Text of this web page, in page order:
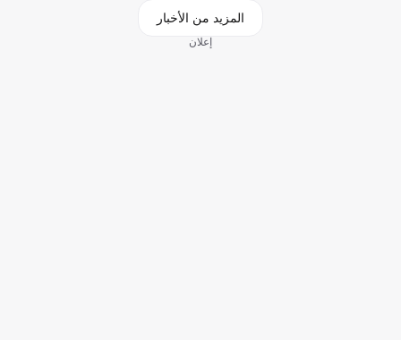
المزيد من الأخبار
إعلان